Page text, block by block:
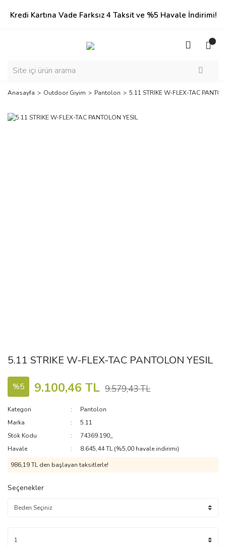
Kredi Kartına Vade Farksız 4 Taksit ve %5 Havale İndirimi!
Anasayfa Outdoor Giyim Pantolon 5.11 STRIKE W-FLEX-TAC
5.11 STRIKE W-FLEX-TAC PANTOLON YESIL
%5 9.100,46 TL 9.579,43 TL
Kategori
Pantolon
Marka
5.11
Stok Kodu
74369.190_
Havale
8.645,44 TL (%5,00 havale indirimi)
986,19 TL den başlayan taksitlerle!
Seçenekler